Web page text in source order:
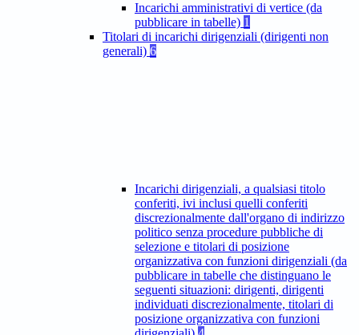
Incarichi amministrativi di vertice (da
pubblicare in tabelle) 1
Titolari di incarichi dirigenziali (dirigenti non
generali) 6
Incarichi dirigenziali, a qualsiasi titolo
conferiti, ivi inclusi quelli conferiti
discrezionalmente dall'organo di indirizzo
politico senza procedure pubbliche di
selezione e titolari di posizione
organizzativa con funzioni dirigenziali (da
pubblicare in tabelle che distinguano le
seguenti situazioni: dirigenti, dirigenti
individuati discrezionalmente, titolari di
posizione organizzativa con funzioni